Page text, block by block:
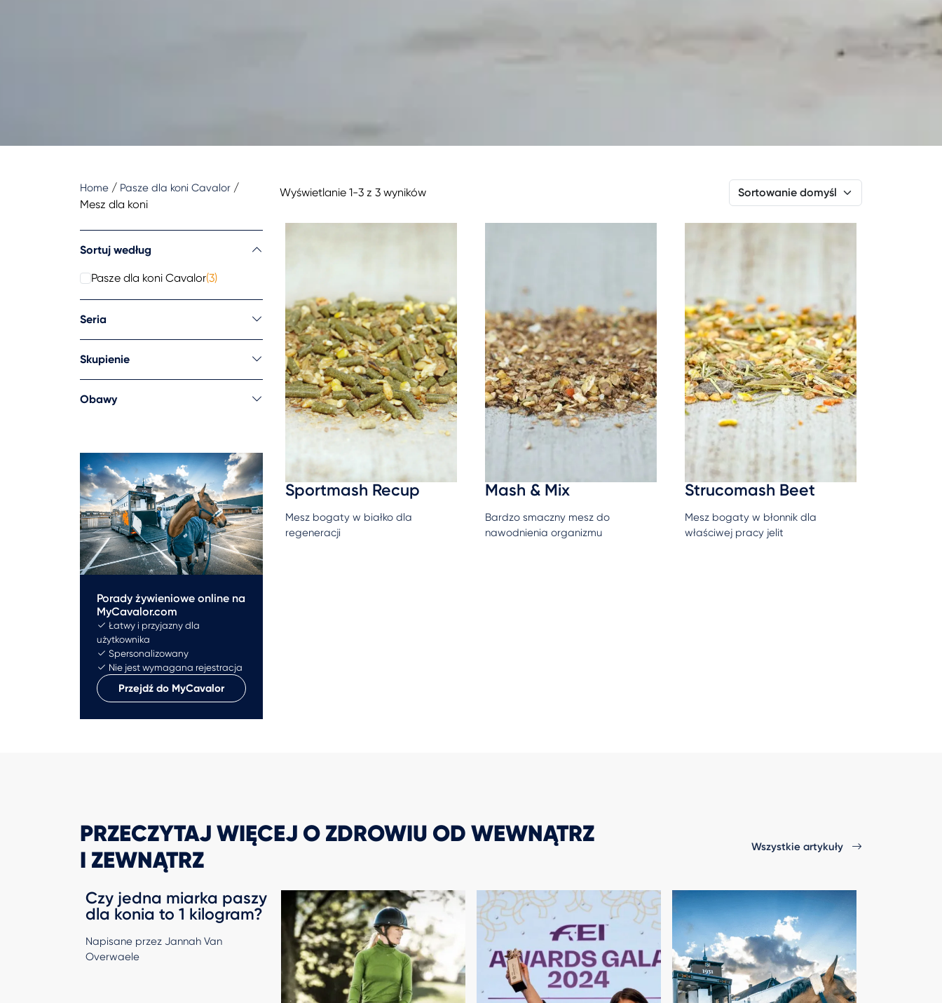
Home / Pasze dla koni Cavalor /
Mesz dla koni
Sortuj według
Pasze dla koni Cavalor(3)
Seria
Skupienie
Obawy
Porady żywieniowe online na
MyCavalor.com
Łatwy i przyjazny dla
użytkownika
Spersonalizowany
Nie jest wymagana rejestracja
Przejdź do MyCavalor
Wyświetlanie 1-3 z 3 wyników
Sportmash Recup
Mesz bogaty w białko dla
regeneracji
Mash & Mix
Bardzo smaczny mesz do
nawodnienia organizmu
Strucomash Beet
Mesz bogaty w błonnik dla
właściwej pracy jelit
PRZECZYTAJ WIĘCEJ O ZDROWIU OD WEWNĄTRZ
I ZEWNĄTRZ
Wszystkie artykuły
Czy jedna miarka paszy
dla konia to 1 kilogram?
Napisane przez Jannah Van
Overwaele